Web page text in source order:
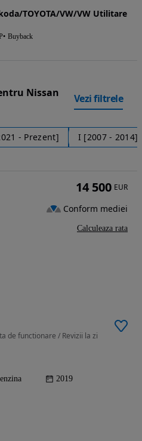
TOYOTA/VW/VW Utilitare
Buyback
Nissan
Vezi filtrele
- Prezent] I [2007 - 2014]
de functionare / Revizii la zi
2019
14 500 EUR
Conform mediei
Calculeaza rata